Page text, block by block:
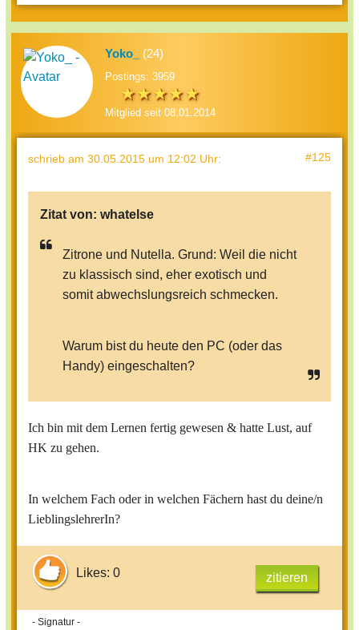
Yoko_ (24)
Postings: 3959
Mitglied seit 08.01.2014
schrieb am 30.05.2015 um 12:02 Uhr: #125
Zitat von: whatelse
Zitrone und Nutella. Grund: Weil die nicht
zu klassisch sind, eher exotisch und
somit abwechslungsreich schmecken.
Warum bist du heute den PC (oder das
Handy) eingeschalten?
Ich bin mit dem Lernen fertig gewesen & hatte Lust, auf
HK zu gehen.
In welchem Fach oder in welchen Fächern hast du deine/n
LieblingslehrerIn?
Likes: 0 zitieren
- Signatur -